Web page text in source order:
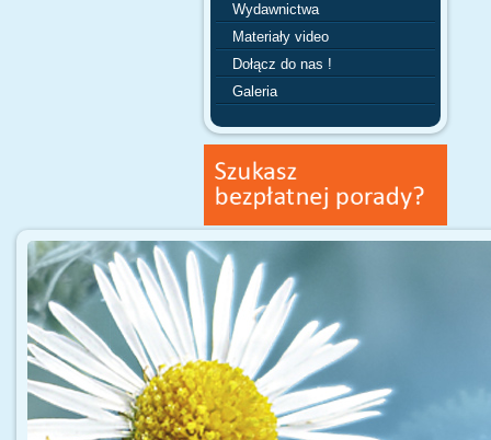
Wydawnictwa
Materiały video
Dołącz do nas !
Galeria